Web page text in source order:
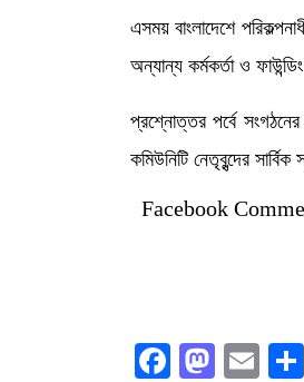
এসময় বাংলাদেশে
অন্যান্য কর্মকর্তা ও
প্রশ্নোত্তর পর্বে সংগঠনের
কমিউনিটি নেতৃবৃন্দের
Facebook